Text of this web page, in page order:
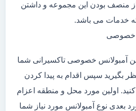
منصف بودن این مجموعه و داشتن
خدمات می باشد.
خصوصی
آمبولانس خصوصی تاکسیرانی شما
بگیرید سپس اقدام به پیدا کردن
اولین مورد محل و منطقه اعزام
بعدی نوع آمبولانس مورد نیاز شما